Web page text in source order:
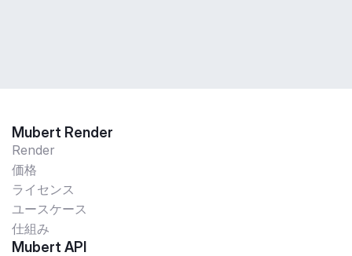
Mubert Render
Render
価格
ライセンス
ユースケース
仕組み
Mubert API